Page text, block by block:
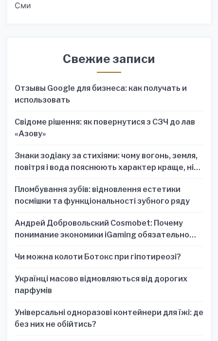
Сми
Свежие записи
Отзывы Google для бизнеса: как получать и
использовать
Свідоме рішення: як повернутися з СЗЧ до лав
«Азову»
Знаки зодіаку за стихіями: чому вогонь, земля,
повітря і вода пояснюють характер краще, ніж
Пломбування зубів: відновлення естетики
посмішки та функціональності зубного ряду
Андрей Добровольский Cosmobet: Почему
понимание экономики iGaming обязательно
Чи можна колоти Ботокс при гіпотиреозі?
Українці масово відмовляються від дорогих
парфумів
Універсальні одноразові контейнери для їжі: де
без них не обійтись?